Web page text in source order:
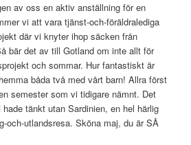
av oss en aktiv anställning för en
vi att vara tjänst-och-föräldralediga
där vi knyter ihop säcken från
bär det av till Gotland om inte allt för
och sommar. Hur fantastiskt är
båda två med vårt barn! Allra först
semester som vi tidigare nämnt. Det
tänkt utan Sardinien, en hel härlig
och-utlandsresa. Sköna maj, du är SÅ